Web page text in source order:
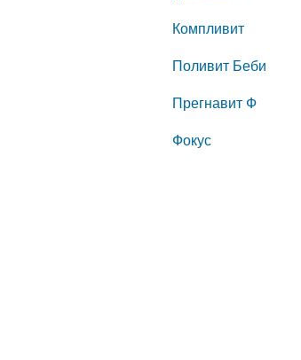
Компливит
Поливит Беби
Прегнавит Ф
Фокус